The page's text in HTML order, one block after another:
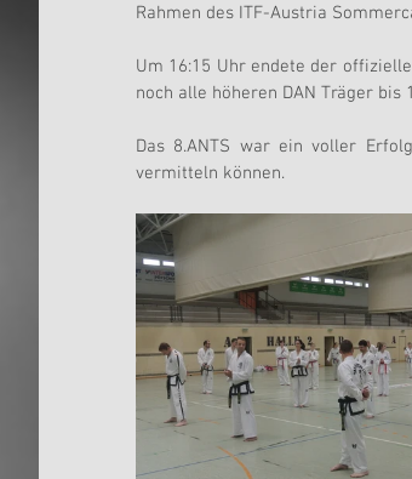
Rahmen des ITF-Austria
Um 16:15 Uhr endete der
noch alle höheren DAN Träger bis
Das 8.ANTS war ein voller
vermitteln können.